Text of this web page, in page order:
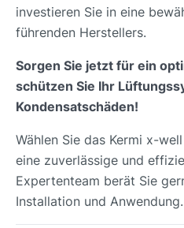
investieren Sie in eine
führenden Herstellers.
Sorgen Sie jetzt für ein
schützen Sie Ihr
Kondensatschäden!
Wählen Sie das Kermi x-
eine zuverlässige und
Expertenteam berät Sie
Installation und Anwendung.